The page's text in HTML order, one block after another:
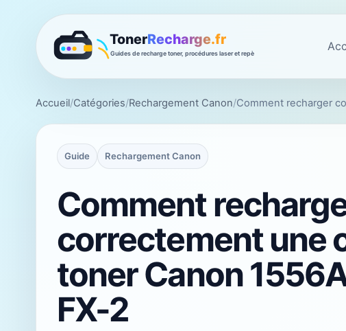
Accueil/Catégories/Rechargement Canon/Comment recharger
Guide Rechargement Canon
Comment
correctement une
toner Canon
FX-2